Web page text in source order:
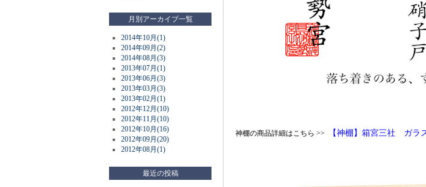
月別アーカイブ一覧
2014年10月(1)
2014年09月(2)
2014年08月(3)
2013年07月(1)
2013年06月(3)
2013年03月(3)
2013年02月(1)
2012年12月(10)
2012年11月(10)
2012年10月(16)
2012年09月(20)
2012年08月(1)
最近の投稿
神棚の商品詳細はこちら >> 【神棚】箱宮三社 ガ